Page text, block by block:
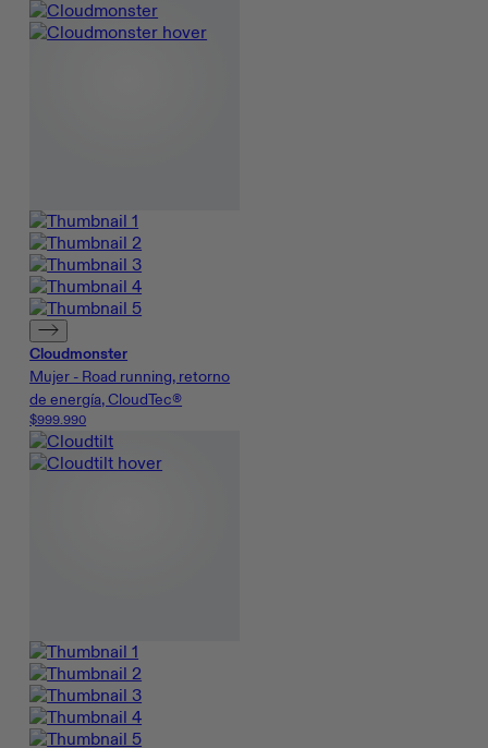
Cloudmonster
Mujer - Road running, retorno
de energía, CloudTec®
$999.990